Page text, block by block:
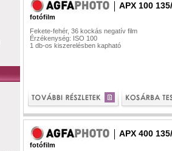
APX 100
fotófilm
Fekete-fehér, 36 kockás negatív film
Érzékenység: ISO 100
1 db-os kiszerelésben kapható
APX 400
fotófilm